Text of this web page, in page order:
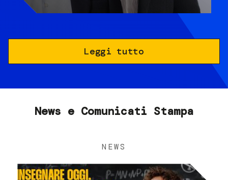
Leggi tutto
News e Comunicati Stampa
NEWS